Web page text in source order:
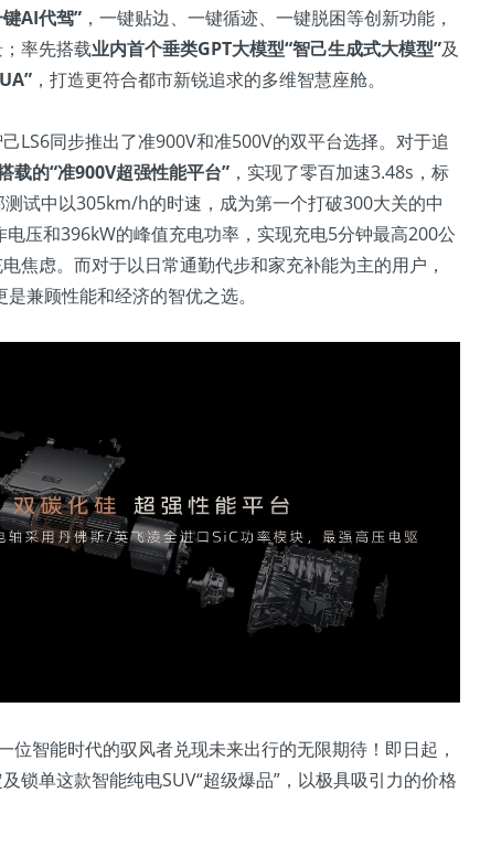
AI代驾” ，一键贴边、一键循迹、一键脱困等创新功能，
率先搭载业内首个垂类GPT大模型“智己生成式大模型”及
，打造更符合都市新锐追求的多维智慧座舱。
LS6同步推出了准900V和准500V的双平台选择。对于追
载的“准900V超强性能平台” ，实现了零百加速3.48s，标
试中以305km/h的时速，成为第一个打破300大关的中
压和396kW的峰值充电功率，实现充电5分钟最高200公
焦虑。而对于以日常通勤代步和家充补能为主的用户，
兼顾性能和经济的智优之选。
位智能时代的驭风者兑现未来出行的无限期待！即日起，
锁单这款智能纯电SUV“超级爆品”，以极具吸引力的价格